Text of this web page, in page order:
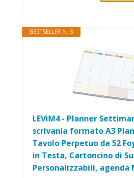
BESTSELLER N. 3
LEViM4 - Planner
scrivania formato A3
Tavolo Perpetuo da 52
in Testa, Cartoncino di
Personalizzabili, agenda